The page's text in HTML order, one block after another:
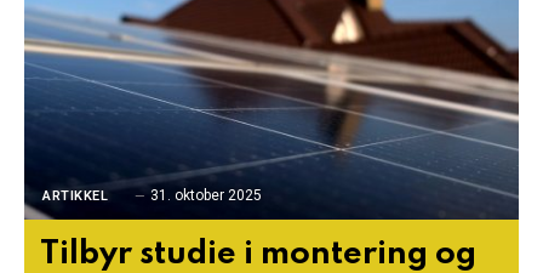
ARTIKKEL 31. oktober 2025
Tilbyr studie i montering og